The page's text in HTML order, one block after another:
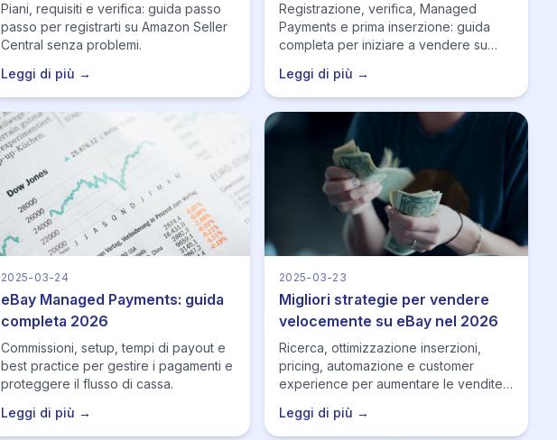
Piani, requisiti e verifica: guida passo
passo per registrarti su Amazon Seller
Central senza problemi.
Leggi di più →
Registrazione, verifica, Managed
Payments e prima inserzione: guida
completa per iniziare a vendere su
Leggi di più →
2025-03-24
eBay Managed Payments: guida
completa 2026
Commissioni, setup, tempi di payout e
best practice per gestire i pagamenti e
proteggere il flusso di cassa.
Leggi di più →
2025-03-23
Migliori strategie per vendere
velocemente su eBay nel 2026
Ricerca, ottimizzazione inserzioni,
pricing, automazione e customer
experience per aumentare le vendite
Leggi di più →